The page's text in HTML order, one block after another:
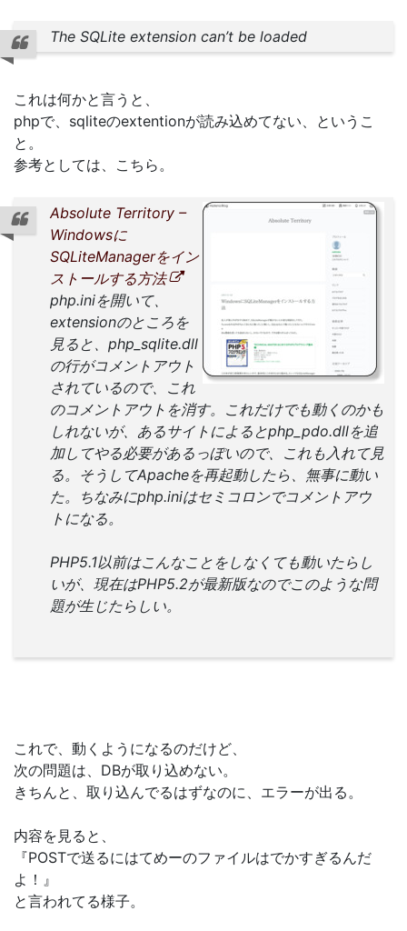
The SQLite extension can’t be loaded
これは何かと言うと、
phpで、sqliteのextentionが読み込めてない、というこ
と。
参考としては、こちら。
Absolute Territory –
Windowsに
SQLiteManagerをイン
ストールする方法
php.iniを開いて、
extensionのところを
見ると、php_sqlite.dll
の行がコメントアウト
されているので、これ
のコメントアウトを消す。これだけでも動くのかも
しれないが、あるサイトによるとphp_pdo.dllを追
加してやる必要があるっぽいので、これも入れて見
る。そうしてApacheを再起動したら、無事に動い
た。ちなみにphp.iniはセミコロンでコメントアウ
トになる。
PHP5.1以前はこんなことをしなくても動いたらし
いが、現在はPHP5.2が最新版なのでこのような問
題が生じたらしい。
これで、動くようになるのだけど、
次の問題は、DBが取り込めない。
きちんと、取り込んでるはずなのに、エラーが出る。
内容を見ると、
『POSTで送るにはてめーのファイルはでかすぎるんだ
よ！』
と言われてる様子。